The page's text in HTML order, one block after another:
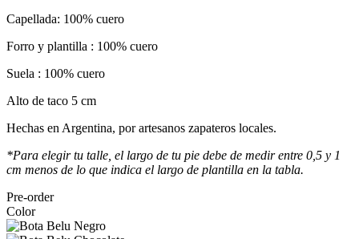
Capellada: 100% cuero
Forro y plantilla : 100% cuero
Suela : 100% cuero
Alto de taco 5 cm
Hechas en Argentina, por artesanos zapateros locales.
*Para elegir tu talle, el largo de tu pie debe de medir entre 0,5 y 1
cm menos de lo que indica el largo de plantilla en la tabla.
Pre-order
Color